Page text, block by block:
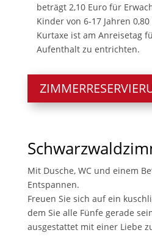
beträgt 2,10 Euro für
Kinder von 6-17 Jahren
Kurtaxe ist am Anreisetag
Aufenthalt zu entrichten.
Mit Dusche, WC und einem
Entspannen.
Freuen Sie sich auf ein
dem Sie alle Fünfe gerade
ausgestattet mit einer Liebe